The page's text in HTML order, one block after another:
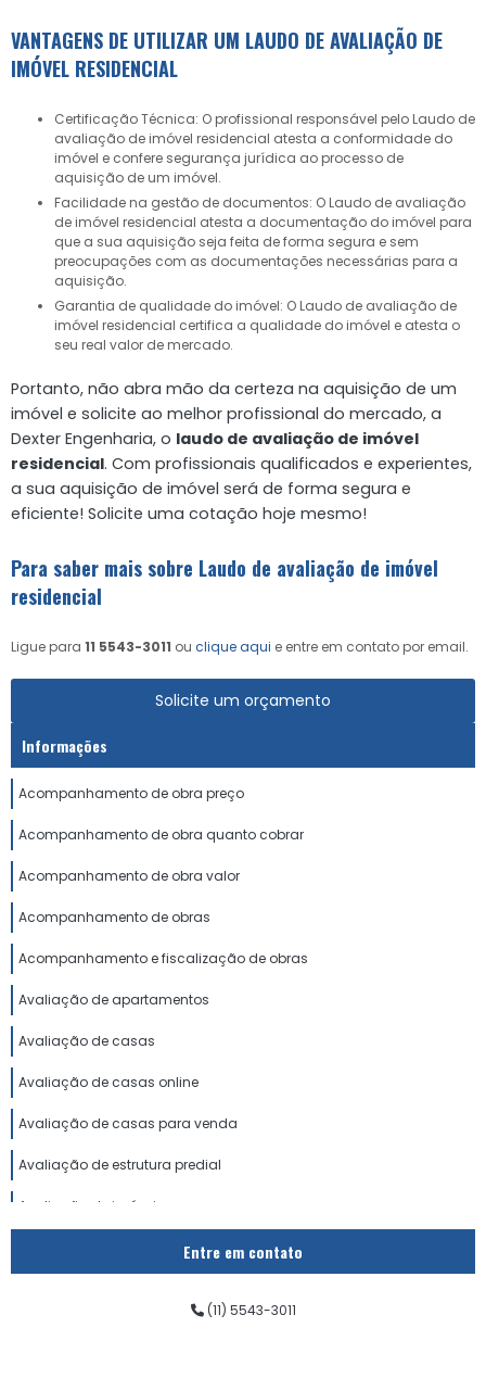
VANTAGENS DE UTILIZAR UM LAUDO DE AVALIAÇÃO DE
IMÓVEL RESIDENCIAL
Certificação Técnica: O profissional responsável pelo Laudo de
avaliação de imóvel residencial atesta a conformidade do
imóvel e confere segurança jurídica ao processo de
aquisição de um imóvel.
Facilidade na gestão de documentos: O Laudo de avaliação
de imóvel residencial atesta a documentação do imóvel para
que a sua aquisição seja feita de forma segura e sem
preocupações com as documentações necessárias para a
aquisição.
Garantia de qualidade do imóvel: O Laudo de avaliação de
imóvel residencial certifica a qualidade do imóvel e atesta o
seu real valor de mercado.
Portanto, não abra mão da certeza na aquisição de um
imóvel e solicite ao melhor profissional do mercado, a
Dexter Engenharia, o laudo de avaliação de imóvel
residencial. Com profissionais qualificados e experientes,
a sua aquisição de imóvel será de forma segura e
eficiente! Solicite uma cotação hoje mesmo!
Para saber mais sobre Laudo de avaliação de imóvel
residencial
Ligue para 11 5543-3011 ou clique aqui e entre em contato por email.
Solicite um orçamento
Informações
Acompanhamento de obra preço
Acompanhamento de obra quanto cobrar
Acompanhamento de obra valor
Acompanhamento de obras
Acompanhamento e fiscalização de obras
Avaliação de apartamentos
Avaliação de casas
Avaliação de casas online
Avaliação de casas para venda
Avaliação de estrutura predial
Avaliação de imóveis preço
Avaliação de imóveis urbanoEntre em contato
(11) 5543-3011